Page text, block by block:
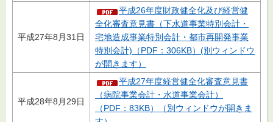
平成27年8月31日
平成26年度財政健全化及び経営健
全化審査意見書（下水道事業特別会計・
宅地造成事業特別会計・都市再開発事業
特別会計)（PDF：306KB）(別ウィンドウ
が開きます）
平成28年8月29日
平成27年度経営健全化審査意見書
（病院事業会計・水道事業会計）
（PDF：83KB）（別ウィンドウが開きま